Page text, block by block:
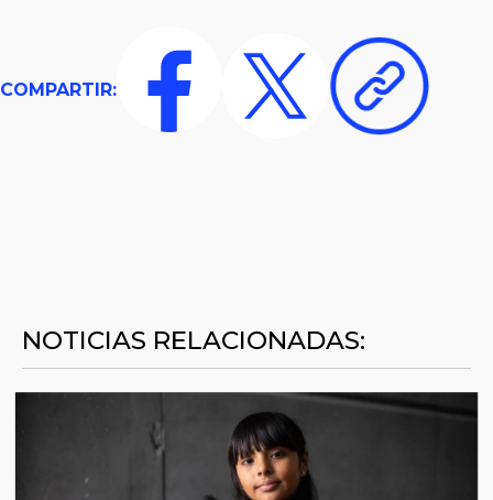
COMPARTIR:
NOTICIAS RELACIONADAS: